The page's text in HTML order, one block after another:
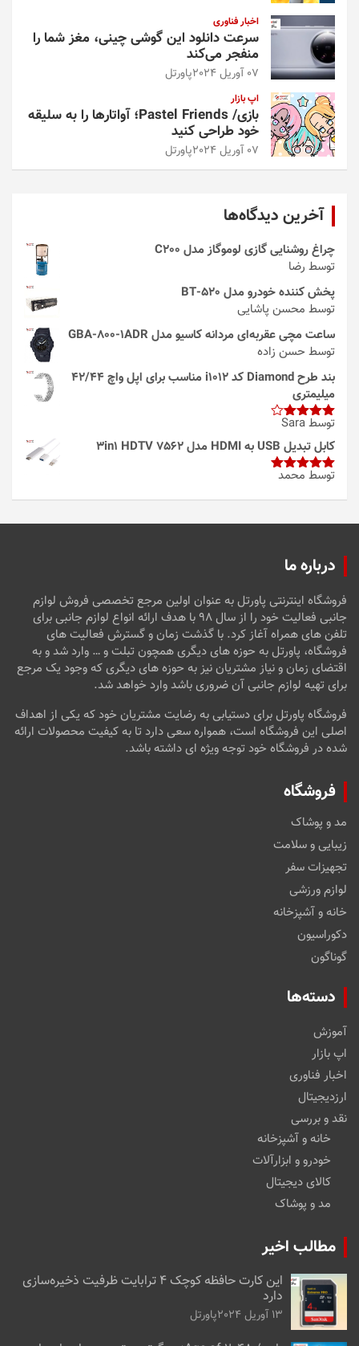
اخبار فناوری
سرعت دانلود این گوشی چینی، مغز شما را
منفجر می‌کند
07 آوریل 2024 پاورتل
اپ بازار
بازی/ Pastel Friends؛ آواتارها را به سلیقه
خود طراحی کنید
07 آوریل 2024 پاورتل
آخرین دیدگاه‌ها
چراغ روشنایی گازی لوموگاز مدل C200
توسط رضا
پخش کننده خودرو مدل 520-BT
توسط محسن پاشایی
ساعت مچی عقربه‌ای مردانه کاسیو مدل GBA-800-1ADR
توسط حسن زاده
بند طرح Diamond کد i1012 مناسب برای اپل واچ 42/44
میلیمتری
امتیاز4
از 5
توسط Sara
کابل تبدیل USB به HDMI مدل 3in1 HDTV 7562
امتیاز5از
توسط محمد
درباره ما
فروشگاه اینترنتی پاورتل به عنوان اولین مرجع تخصصی فروش لوازم
جانبی فعالیت خود را از سال ۹۸ با هدف ارائه انواع لوازم جانبی برای
تلفن های همراه آغاز کرد. با گذشت زمان و گسترش فعالیت های
فروشگاه، پاورتل به حوزه های دیگری همچون تبلت و … وارد شد و به
اقتضای زمان و نیاز مشتریان نیز به حوزه های دیگری که وجود یک مرجع
برای تهیه لوازم جانبی آن ضروری باشد وارد خواهد شد.
فروشگاه پاورتل برای دستیابی به رضایت مشتریان خود که یکی از اهداف
اصلی این فروشگاه است، همواره سعی دارد تا به کیفیت محصولات ارائه
شده در فروشگاه خود توجه ویژه ای داشته باشد.
فروشگاه
مد و پوشاک
زیبایی و سلامت
تجهیزات سفر
لوازم ورزشی
خانه و آشپزخانه
دکوراسیون
گوناگون
دسته‌ها
آموزش
اپ بازار
اخبار فناوری
ارزدیجیتال
نقد و بررسی
خانه و آشپزخانه
خودرو و ابزارآلات
کالای دیجیتال
مد و پوشاک
مطالب اخیر
این کارت حافظه کوچک ۴ ترابایت ظرفیت ذخیره‌سازی
دارد
13 آوریل 2024 پاورتل